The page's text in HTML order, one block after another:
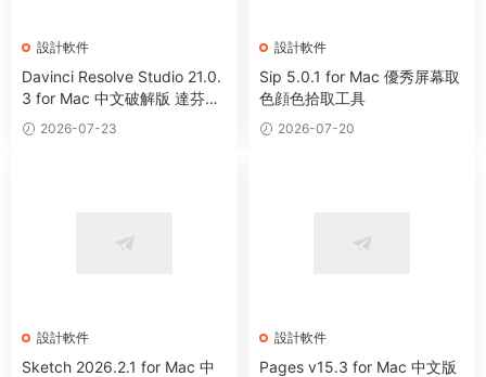
設計軟件
Davinci Resolve Studio 21.0.
3 for Mac 中文破解版 達芬奇
電影編輯調色軟件
2026-07-23
設計軟件
Sip 5.0.1 for Mac 優秀屏幕取
色顔色拾取工具
2026-07-20
設計軟件
Sketch 2026.2.1 for Mac 中
設計軟件
Pages v15.3 for Mac 中文版